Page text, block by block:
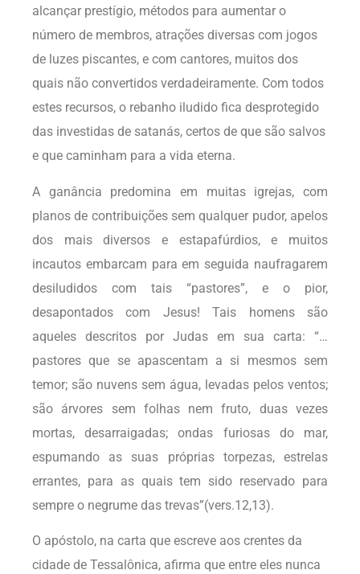
alcançar prestígio, métodos para aumentar o
número de membros, atrações diversas com jogos
de luzes piscantes, e com cantores, muitos dos
quais não convertidos verdadeiramente. Com todos
estes recursos, o rebanho iludido fica desprotegido
das investidas de satanás, certos de que são salvos
e que caminham para a vida eterna.
A ganância predomina em muitas igrejas, com
planos de contribuições sem qualquer pudor, apelos
dos mais diversos e estapafúrdios, e muitos
incautos embarcam para em seguida naufragarem
desiludidos com tais “pastores”, e o pior,
desapontados com Jesus! Tais homens são
aqueles descritos por Judas em sua carta: “…
pastores que se apascentam a si mesmos sem
temor; são nuvens sem água, levadas pelos ventos;
são árvores sem folhas nem fruto, duas vezes
mortas, desarraigadas; ondas furiosas do mar,
espumando as suas próprias torpezas, estrelas
errantes, para as quais tem sido reservado para
sempre o negrume das trevas”(vers.12,13).
O apóstolo, na carta que escreve aos crentes da
cidade de Tessalônica, afirma que entre eles nunca